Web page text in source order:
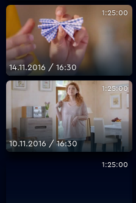
1:25:00
14.11.2016 / 16:30
1:25:00
10.11.2016 / 16:30
1:25:00